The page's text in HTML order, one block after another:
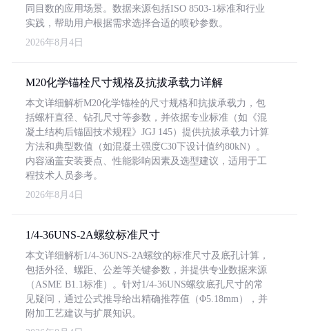
同目数的应用场景。数据来源包括ISO 8503-1标准和行业
实践，帮助用户根据需求选择合适的喷砂参数。
2026年8月4日
M20化学锚栓尺寸规格及抗拔承载力详解
本文详细解析M20化学锚栓的尺寸规格和抗拔承载力，包
括螺杆直径、钻孔尺寸等参数，并依据专业标准（如《混
凝土结构后锚固技术规程》JGJ 145）提供抗拔承载力计算
方法和典型数值（如混凝土强度C30下设计值约80kN）。
内容涵盖安装要点、性能影响因素及选型建议，适用于工
程技术人员参考。
2026年8月4日
1/4-36UNS-2A螺纹标准尺寸
本文详细解析1/4-36UNS-2A螺纹的标准尺寸及底孔计算，
包括外径、螺距、公差等关键参数，并提供专业数据来源
（ASME B1.1标准）。针对1/4-36UNS螺纹底孔尺寸的常
见疑问，通过公式推导给出精确推荐值（Φ5.18mm），并
附加工艺建议与扩展知识。